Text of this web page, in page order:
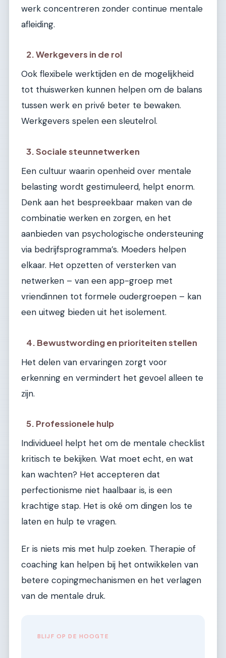
werk concentreren zonder continue mentale
afleiding.
2. Werkgevers in de rol
Ook flexibele werktijden en de mogelijkheid
tot thuiswerken kunnen helpen om de balans
tussen werk en privé beter te bewaken.
Werkgevers spelen een sleutelrol.
3. Sociale steunnetwerken
Een cultuur waarin openheid over mentale
belasting wordt gestimuleerd, helpt enorm.
Denk aan het bespreekbaar maken van de
combinatie werken en zorgen, en het
aanbieden van psychologische ondersteuning
via bedrijfsprogramma’s. Moeders helpen
elkaar. Het opzetten of versterken van
netwerken – van een app-groep met
vriendinnen tot formele oudergroepen – kan
een uitweg bieden uit het isolement.
4. Bewustwording en prioriteiten stellen
Het delen van ervaringen zorgt voor
erkenning en vermindert het gevoel alleen te
zijn.
5. Professionele hulp
Individueel helpt het om de mentale checklist
kritisch te bekijken. Wat moet echt, en wat
kan wachten? Het accepteren dat
perfectionisme niet haalbaar is, is een
krachtige stap. Het is oké om dingen los te
laten en hulp te vragen.
Er is niets mis met hulp zoeken. Therapie of
coaching kan helpen bij het ontwikkelen van
betere copingmechanismen en het verlagen
van de mentale druk.
BLIJF OP DE HOOGTE